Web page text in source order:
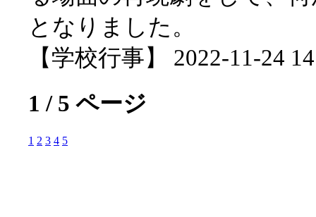
となりました。
【学校行事】 2022-11-24
1 / 5 ページ
1 2 3 4 5